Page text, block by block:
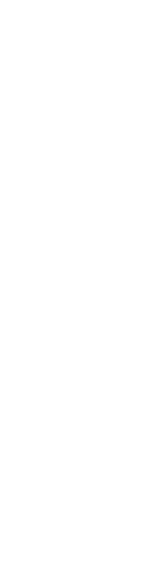
นอีกแล้วนะ! 😊คุณ
ขายธรรมดาคนหนึ่ง